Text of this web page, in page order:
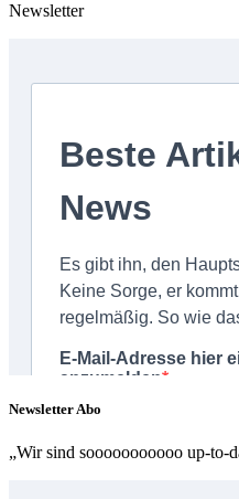
Newsletter
Newsletter Abo
„Wir sind sooooooooooo up-to-